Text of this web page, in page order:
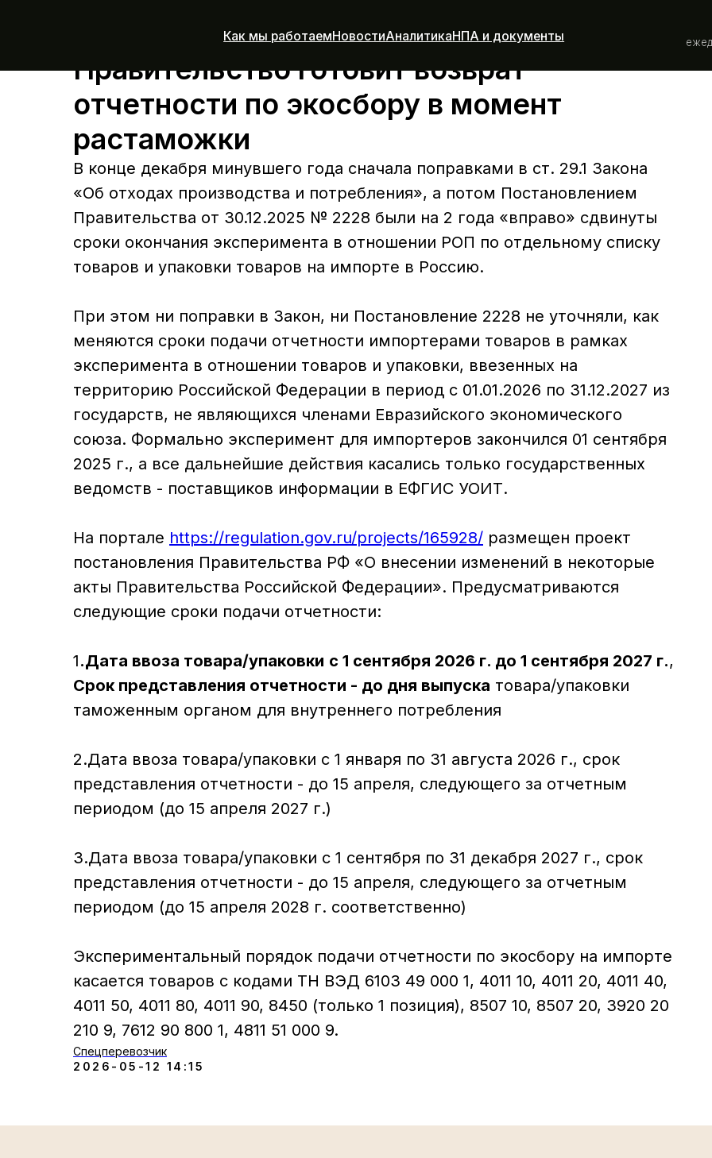
Как мы работаемНовостиАналитикаНПА и документы ежедневно с 9:00
Правительство готовит возврат
отчетности по экосбору в момент
растаможки
В конце декабря минувшего года сначала поправками в ст. 29.1 Закона
«Об отходах производства и потребления», а потом Постановлением
Правительства от 30.12.2025 № 2228 были на 2 года «вправо» сдвинуты
сроки окончания эксперимента в отношении РОП по отдельному списку
товаров и упаковки товаров на импорте в Россию.
При этом ни поправки в Закон, ни Постановление 2228 не уточняли, как
меняются сроки подачи отчетности импортерами товаров в рамках
эксперимента в отношении товаров и упаковки, ввезенных на
территорию Российской Федерации в период с 01.01.2026 по 31.12.2027 из
государств, не являющихся членами Евразийского экономического
союза. Формально эксперимент для импортеров закончился 01 сентября
2025 г., а все дальнейшие действия касались только государственных
ведомств - поставщиков информации в ЕФГИС УОИТ.
На портале https://regulation.gov.ru/projects/165928/ размещен проект
постановления Правительства РФ «О внесении изменений в некоторые
акты Правительства Российской Федерации». Предусматриваются
следующие сроки подачи отчетности:
1.Дата ввоза товара/упаковки с 1 сентября 2026 г. до 1 сентября 2027 г.,
Срок представления отчетности - до дня выпуска товара/упаковки
таможенным органом для внутреннего потребления
2.Дата ввоза товара/упаковки с 1 января по 31 августа 2026 г., срок
представления отчетности - до 15 апреля, следующего за отчетным
периодом (до 15 апреля 2027 г.)
3.Дата ввоза товара/упаковки с 1 сентября по 31 декабря 2027 г., срок
представления отчетности - до 15 апреля, следующего за отчетным
периодом (до 15 апреля 2028 г. соответственно)
Экспериментальный порядок подачи отчетности по экосбору на импорте
касается товаров с кодами ТН ВЭД 6103 49 000 1, 4011 10, 4011 20, 4011 40,
4011 50, 4011 80, 4011 90, 8450 (только 1 позиция), 8507 10, 8507 20, 3920 20
210 9, 7612 90 800 1, 4811 51 000 9.
Спецперевозчик
2026-05-12 14:15